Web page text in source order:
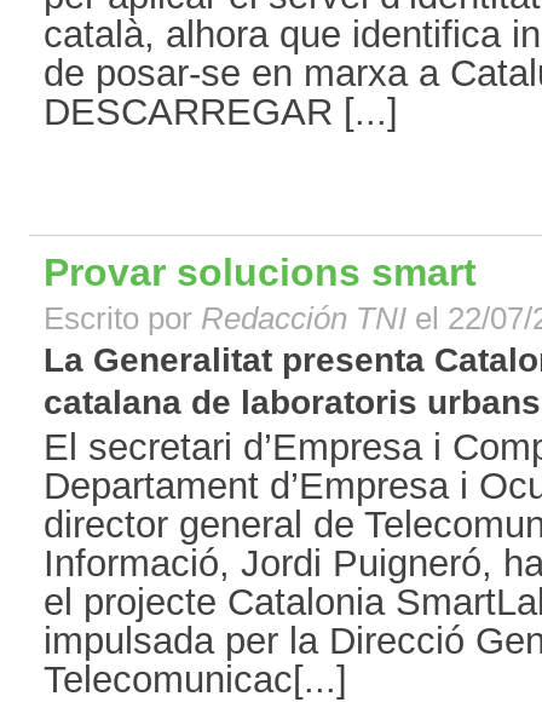
català, alhora que identifica
de posar-se en marxa a
DESCARREGAR [...]
Provar solucions smart
Escrito por Redacción TNI el 22/07/
La Generalitat presenta
catalana de laboratoris
El secretari d’Empresa i
Departament d’Empresa i
director general de
Informació, Jordi Puigneró,
el projecte Catalonia
impulsada per la Direcció
Telecomunicac[...]